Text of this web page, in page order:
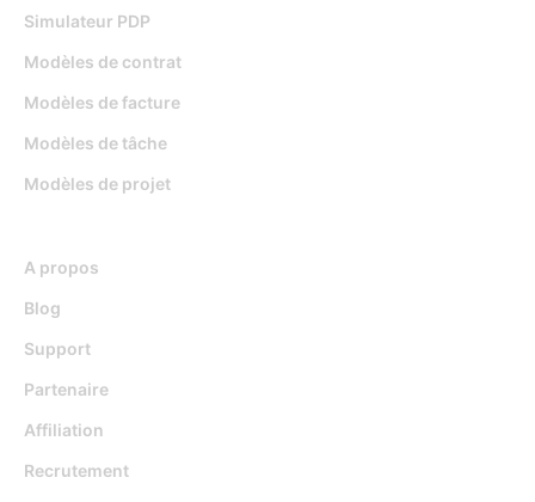
Simulateur PDP
Modèles de contrat
Modèles de facture
Modèles de tâche
Modèles de projet
A propos
Blog
Support
Partenaire
Affiliation
Recrutement